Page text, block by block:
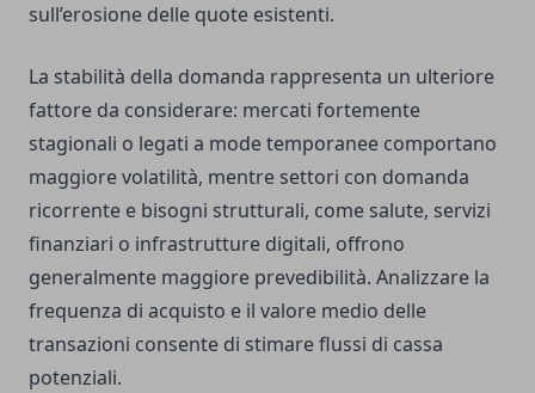
sull’erosione delle quote esistenti.
La stabilità della domanda rappresenta un ulteriore
fattore da considerare: mercati fortemente
stagionali o legati a mode temporanee comportano
maggiore volatilità, mentre settori con domanda
ricorrente e bisogni strutturali, come salute, servizi
finanziari o infrastrutture digitali, offrono
generalmente maggiore prevedibilità. Analizzare la
frequenza di acquisto e il valore medio delle
transazioni consente di stimare flussi di cassa
potenziali.